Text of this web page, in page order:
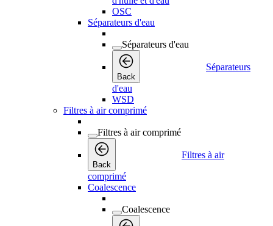
OSC
Séparateurs d'eau
Séparateurs d'eau
Back
Séparateurs
d'eau
WSD
Filtres à air comprimé
Filtres à air comprimé
Back
Filtres à air
comprimé
Coalescence
Coalescence